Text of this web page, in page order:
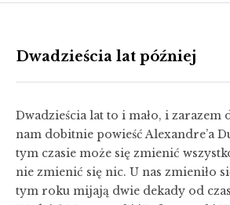
Dwadzieścia lat później
Dwadzieścia lat to i mało, i zarazem
nam dobitnie powieść Alexandre’a
tym czasie może się zmienić
nie zmienić się nic. U nas zmieniło
tym roku mijają dwie dekady od